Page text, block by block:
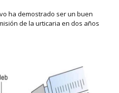
ha demostrado ser un buen
de la urticaria en dos años